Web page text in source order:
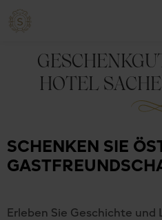
HOTEL
SCHENKEN SIE
Erleben Sie Geschichte und